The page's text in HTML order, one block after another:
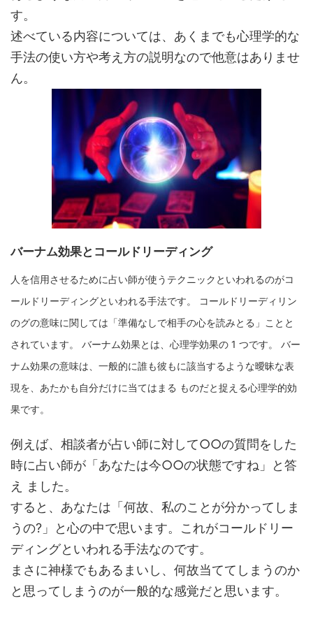
す。
述べている内容については、あくまでも心理学的な
手法の使い方や考え方の説明なので他意はありませ
ん。
バーナム効果とコールドリーディング
人を信用させるために占い師が使うテクニックといわれるのがコ
ールドリーディングといわれる手法です。 コールドリーディリン
のグの意味に関しては「準備なしで相手の心を読みとる」ことと
されています。 バーナム効果とは、心理学効果の 1 つです。 バー
ナム効果の意味は、一般的に誰も彼もに該当するような曖昧な表
現を、あたかも自分だけに当てはまる ものだと捉える心理学的効
果です。
例えば、相談者が占い師に対して○○の質問をした
時に占い師が「あなたは今○○の状態ですね」と答
え ました。
すると、あなたは「何故、私のことが分かってしま
うの?」と心の中で思います。これがコールドリー
ディングといわれる手法なのです。
まさに神様でもあるまいし、何故当ててしまうのか
と思ってしまうのが一般的な感覚だと思います。